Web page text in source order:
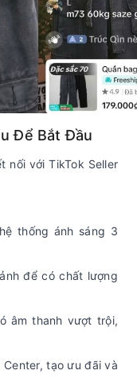
Để Bắt Đầu
nối với TikTok Seller
thống ánh sáng 3
để có chất lượng
âm thanh vượt trội,
tạo ưu đãi và